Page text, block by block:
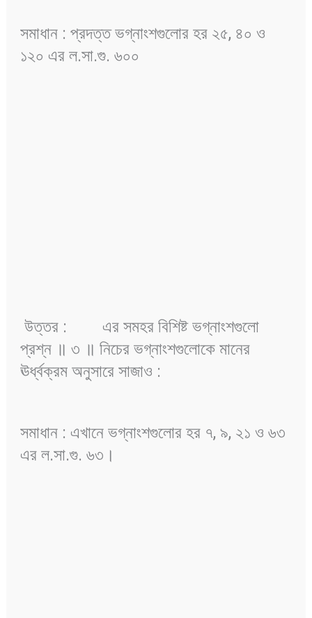
সমাধান : প্রদত্ত ভগ্নাংশগুলোর হর ২৫, ৪০ ও
১২০ এর ল.সা.গু. ৬০০
উত্তর :
এর সমহর বিশিষ্ট ভগ্নাংশগুলো
প্রশ্ন ॥ ৩ ॥ নিচের ভগ্নাংশগুলোকে মানের
ঊর্ধ্বক্রম অনুসারে সাজাও :
সমাধান : এখানে ভগ্নাংশগুলোর হর ৭, ৯, ২১ ও ৬৩
এর ল.সা.গু. ৬৩।